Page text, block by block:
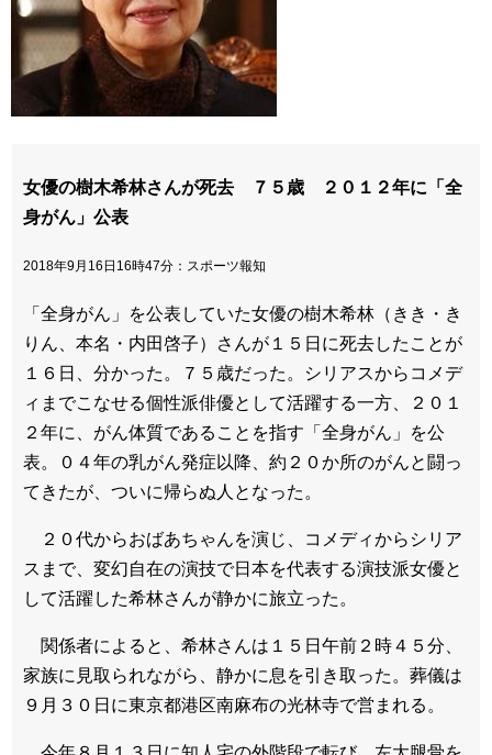
女優の樹木希林さんが死去 ７５歳 ２０１２年に「全
身がん」公表
2018年9月16日16時47分： スポーツ報知
「全身がん」を公表していた女優の樹木希林（きき・き
りん、本名・内田啓子）さんが１５日に死去したことが
１６日、分かった。７５歳だった。シリアスからコメデ
ィまでこなせる個性派俳優として活躍する一方、２０１
２年に、がん体質であることを指す「全身がん」を公
表。０４年の乳がん発症以降、約２０か所のがんと闘っ
てきたが、ついに帰らぬ人となった。
２０代からおばあちゃんを演じ、コメディからシリア
スまで、変幻自在の演技で日本を代表する演技派女優と
して活躍した希林さんが静かに旅立った。
関係者によると、希林さんは１５日午前２時４５分、
家族に見取られながら、静かに息を引き取った。葬儀は
９月３０日に東京都港区南麻布の光林寺で営まれる。